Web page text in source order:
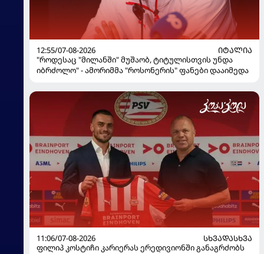
12:55/07-08-2026
ᲘᲢᲐᲚᲘᲐ
"როდესაც "მილანში" მუშაობ, ტიტულისთვის უნდა
იბრძოლო" - ამორიმმა "როსონერის" ფანები დააიმედა
11:06/07-08-2026
ᲡᲮᲕᲐᲓᲐᲡᲮᲕᲐ
ფილიპ კოსტიჩი კარიერას ერედივიონში განაგრძობს